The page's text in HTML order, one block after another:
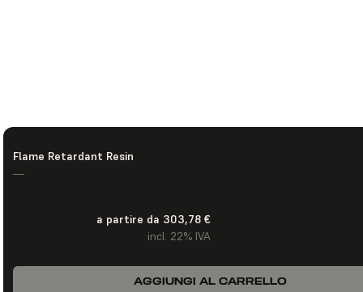
Flame Retardant Resin
—
a partire da 303,78 €
incl. 22% IVA
AGGIUNGI AL CARRELLO